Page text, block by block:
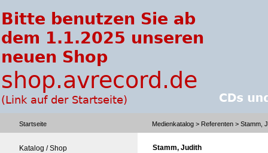
Startseite Medienkatalog > Referenten > Stamm,
Katalog / Shop Stamm, Judith